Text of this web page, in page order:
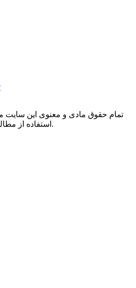
تمام حقوق مادی و معنوی این سایت
استفاده از مطالب با ذکر منبع بلامانع است.